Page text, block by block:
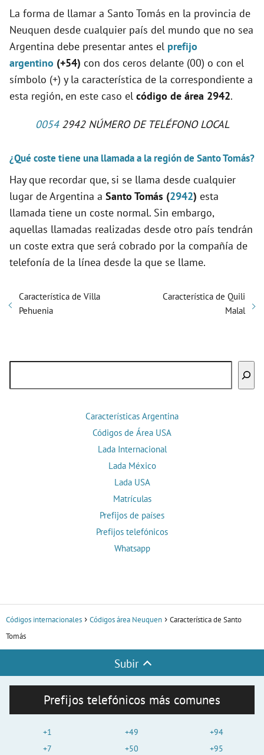
La forma de llamar a Santo Tomás en la provincia de
Neuquen desde cualquier país del mundo que no sea
Argentina debe presentar antes el prefijo
argentino (+54) con dos ceros delante (00) o con el
símbolo (+) y la característica de la correspondiente a
esta región, en este caso el código de área 2942.
00542942 NÚMERO DE TELÉFONO LOCAL
¿Qué coste tiene una llamada a la región de Santo Tomás?
Hay que recordar que, si se llama desde cualquier
lugar de Argentina a Santo Tomás (2942) esta
llamada tiene un coste normal. Sin embargo,
aquellas llamadas realizadas desde otro país tendrán
un coste extra que será cobrado por la compañía de
telefonía de la línea desde la que se llame.
Característica de Villa
Pehuenia
Característica de Quili
Malal
Características Argentina
Códigos de Área USA
Lada Internacional
Lada México
Lada USA
Matrículas
Prefijos de países
Prefijos telefónicos
Whatsapp
Códigos internacionales Códigos área Neuquen
Característica de Santo
Tomás
Subir
Prefijos telefónicos más comunes
+1
+7
+49
+50
+94
+95